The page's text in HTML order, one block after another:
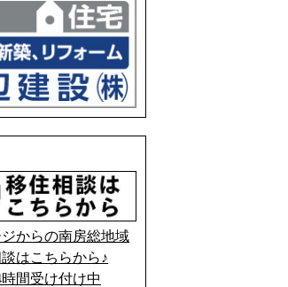
からの南房総地域
はこちらから♪
間受け付け中